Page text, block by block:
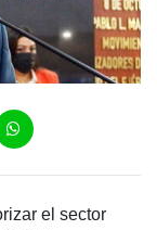
el sector